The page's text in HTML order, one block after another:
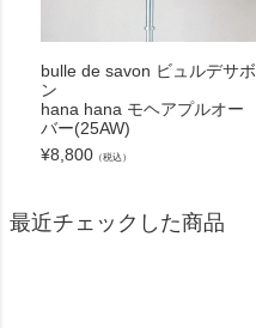
bulle de savon ビュルデサボ
ン
hana hana モヘアプルオー
バー(25AW)
¥8,800（税込）
最近チェックした商品